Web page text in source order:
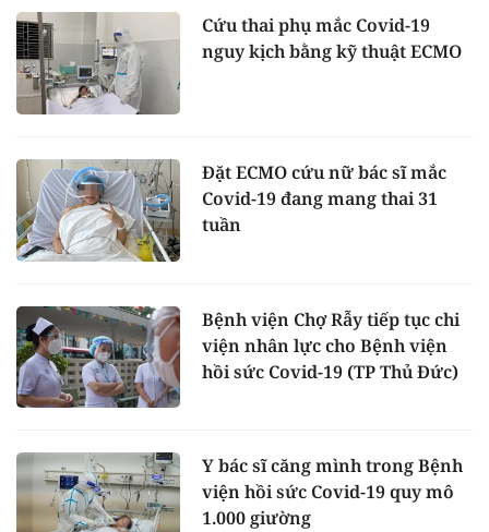
Cứu thai phụ mắc Covid-19
nguy kịch bằng kỹ thuật ECMO
Đặt ECMO cứu nữ bác sĩ mắc
Covid-19 đang mang thai 31
tuần
Bệnh viện Chợ Rẫy tiếp tục chi
viện nhân lực cho Bệnh viện
hồi sức Covid-19 (TP Thủ Đức)
Y bác sĩ căng mình trong Bệnh
viện hồi sức Covid-19 quy mô
1.000 giường